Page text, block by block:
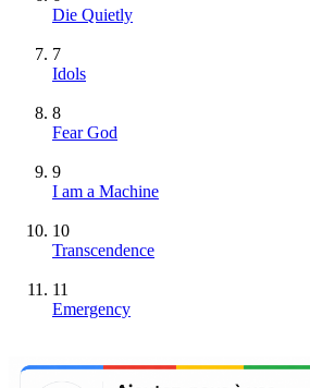
Die Quietly
7
Idols
8
Fear God
9
I am a Machine
10
Transcendence
11
Emergency